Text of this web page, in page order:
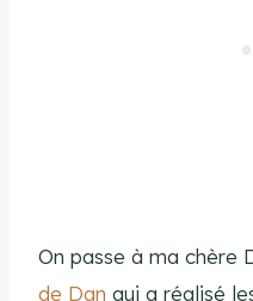
On passe à ma chère
de Dan qui a réalisé